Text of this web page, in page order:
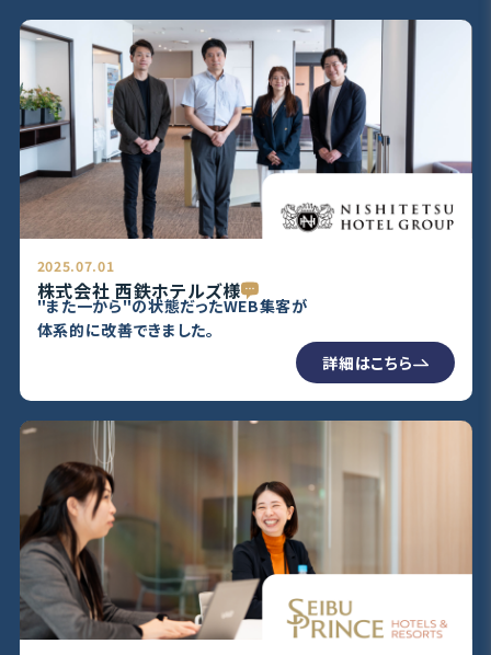
2025.07.01
株式会社 西鉄ホテルズ様
"また一から"の状態だったWEB集客が
体系的に改善できました。
詳細はこちら